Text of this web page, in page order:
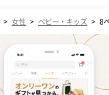
> 女性 > ベビー・キッズ > 8